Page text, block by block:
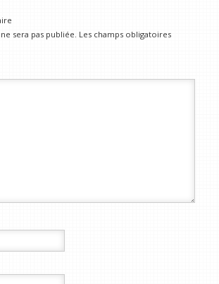
sera pas publiée. Les champs obligatoires